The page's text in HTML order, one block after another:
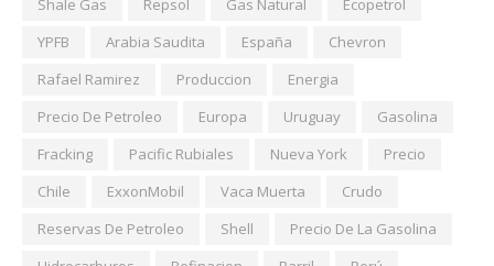
Shale Gas
Repsol Gas Natural
Ecopetrol
YPFB
Arabia Saudita España
Chevron
Rafael Ramirez
Produccion
Energia
Precio De Petroleo
Europa Uruguay
Gasolina
Fracking
Pacific Rubiales Nueva York
Precio
Chile
ExxonMobil Vaca Muerta
Crudo
Reservas De Petroleo
Shell
Precio De La Gasolina